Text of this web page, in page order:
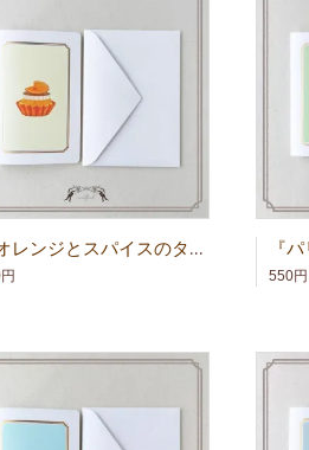
『オレンジとスパイスのタルト』グリーティングカード
550円